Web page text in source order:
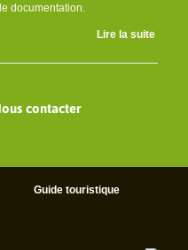
documentation.
Lire la suite
contacter
Guide touristique